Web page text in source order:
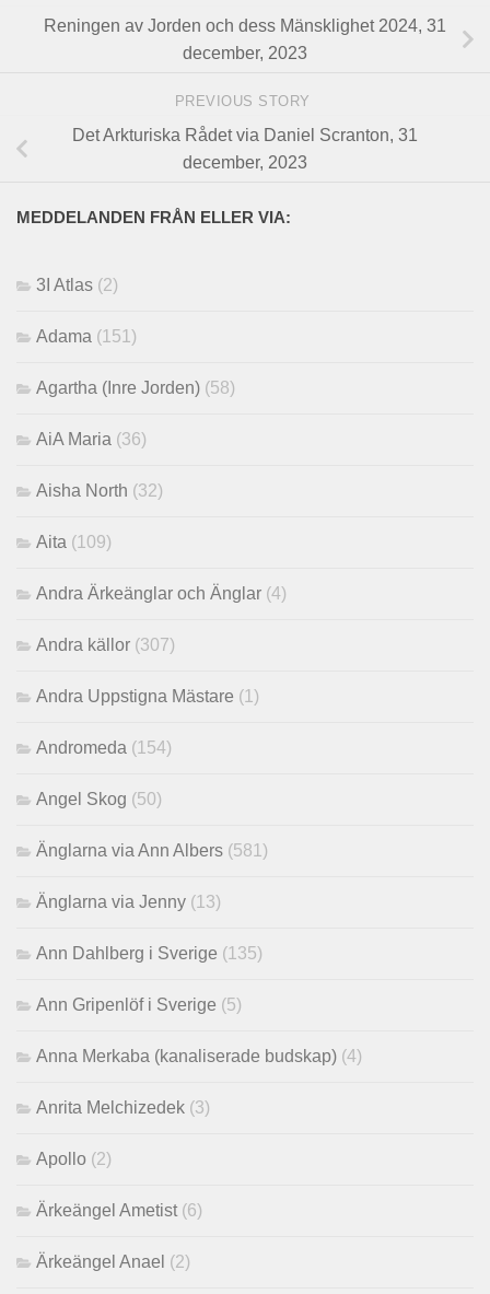
Reningen av Jorden och dess Mänsklighet 2024, 31
december, 2023
PREVIOUS STORY
Det Arkturiska Rådet via Daniel Scranton, 31
december, 2023
MEDDELANDEN FRÅN ELLER VIA:
3I Atlas (2)
Adama (151)
Agartha (Inre Jorden) (58)
AiA Maria (36)
Aisha North (32)
Aita (109)
Andra Ärkeänglar och Änglar (4)
Andra källor (307)
Andra Uppstigna Mästare (1)
Andromeda (154)
Angel Skog (50)
Änglarna via Ann Albers (581)
Änglarna via Jenny (13)
Ann Dahlberg i Sverige (135)
Ann Gripenlöf i Sverige (5)
Anna Merkaba (kanaliserade budskap) (4)
Anrita Melchizedek (3)
Apollo (2)
Ärkeängel Ametist (6)
Ärkeängel Anael (2)